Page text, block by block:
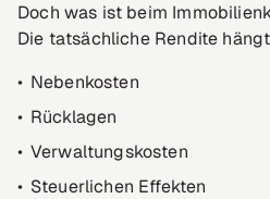
Doch was ist beim
Die tatsächliche Rendite
Nebenkosten
Rücklagen
Verwaltungskosten
Steuerlichen Effekten